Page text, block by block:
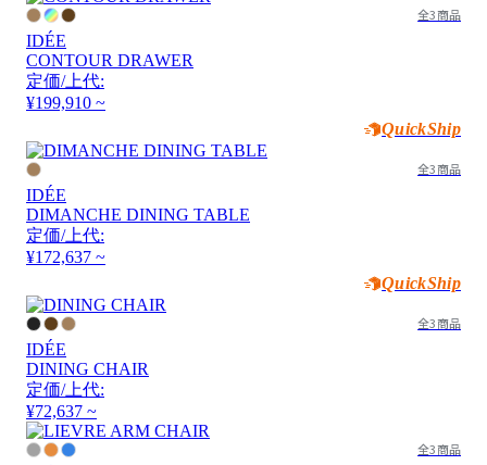
全3商品
IDÉE
CONTOUR DRAWER
定価/上代:
¥199,910 ~
QuickShip
全3商品
IDÉE
DIMANCHE DINING TABLE
定価/上代:
¥172,637 ~
QuickShip
全3商品
IDÉE
DINING CHAIR
定価/上代:
¥72,637 ~
全3商品